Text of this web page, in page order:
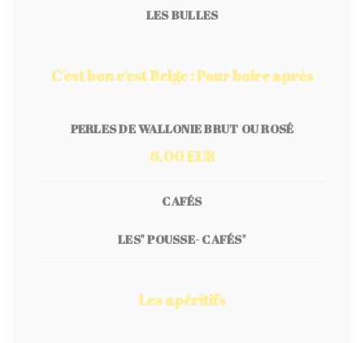
LES BULLES
C'est bon c'est Belge : Pour boire après
PERLES DE WALLONIE BRUT OU ROSÉ
6,00 EUR
CAFÉS
LES" POUSSE- CAFÉS"
Les apéritifs